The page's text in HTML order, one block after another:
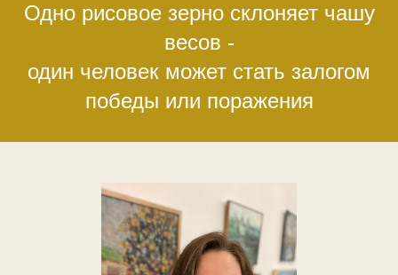
Одно рисовое зерно склоняет чашу
весов -
один человек может стать залогом
победы или поражения